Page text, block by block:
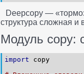
Deepcopy —
структура сложная
Модуль copy:
import copy